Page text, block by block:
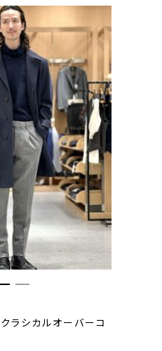
ラシカルオーバーコ